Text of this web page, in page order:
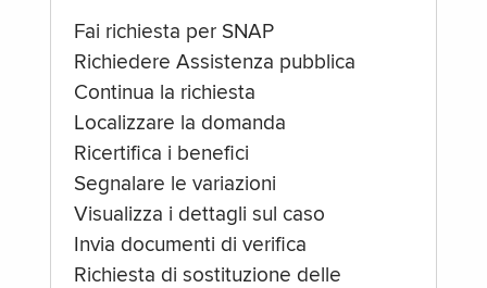
Fai richiesta per SNAP
Richiedere Assistenza pubblica
Continua la richiesta
Localizzare la domanda
Ricertifica i benefici
Segnalare le variazioni
Visualizza i dettagli sul caso
Invia documenti di verifica
Richiesta di sostituzione delle